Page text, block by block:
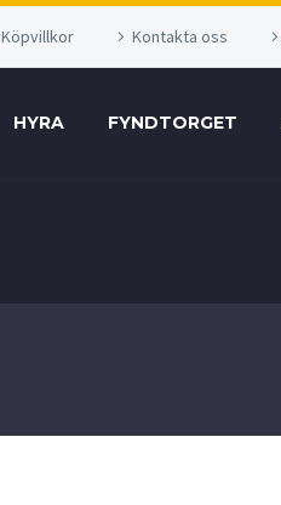
Köpvillkor Kontakta oss
HYRA FYNDTORGET